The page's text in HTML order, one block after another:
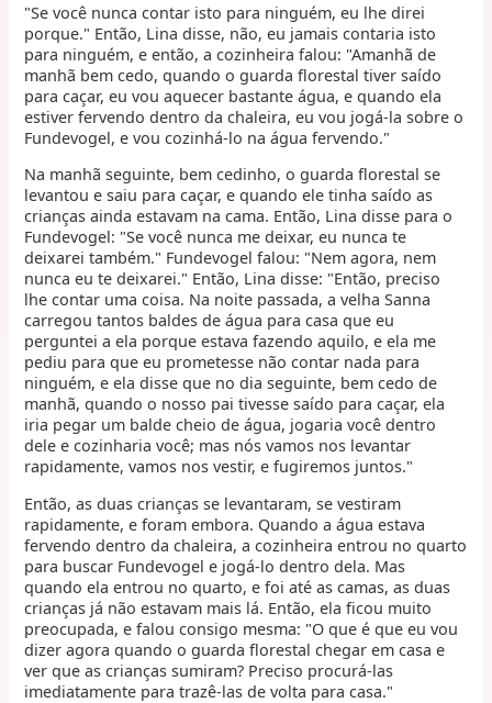
"Se você nunca contar isto para ninguém, eu lhe direi
porque." Então, Lina disse, não, eu jamais contaria isto
para ninguém, e então, a cozinheira falou: "Amanhã de
manhã bem cedo, quando o guarda florestal tiver saído
para caçar, eu vou aquecer bastante água, e quando ela
estiver fervendo dentro da chaleira, eu vou jogá-la sobre o
Fundevogel, e vou cozinhá-lo na água fervendo."
Na manhã seguinte, bem cedinho, o guarda florestal se
levantou e saiu para caçar, e quando ele tinha saído as
crianças ainda estavam na cama. Então, Lina disse para o
Fundevogel: "Se você nunca me deixar, eu nunca te
deixarei também." Fundevogel falou: "Nem agora, nem
nunca eu te deixarei." Então, Lina disse: "Então, preciso
lhe contar uma coisa. Na noite passada, a velha Sanna
carregou tantos baldes de água para casa que eu
perguntei a ela porque estava fazendo aquilo, e ela me
pediu para que eu prometesse não contar nada para
ninguém, e ela disse que no dia seguinte, bem cedo de
manhã, quando o nosso pai tivesse saído para caçar, ela
iria pegar um balde cheio de água, jogaria você dentro
dele e cozinharia você; mas nós vamos nos levantar
rapidamente, vamos nos vestir, e fugiremos juntos."
Então, as duas crianças se levantaram, se vestiram
rapidamente, e foram embora. Quando a água estava
fervendo dentro da chaleira, a cozinheira entrou no quarto
para buscar Fundevogel e jogá-lo dentro dela. Mas
quando ela entrou no quarto, e foi até as camas, as duas
crianças já não estavam mais lá. Então, ela ficou muito
preocupada, e falou consigo mesma: "O que é que eu vou
dizer agora quando o guarda florestal chegar em casa e
ver que as crianças sumiram? Preciso procurá-las
imediatamente para trazê-las de volta para casa."